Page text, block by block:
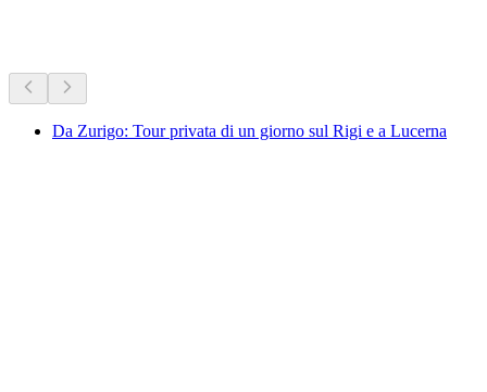
Da Zurigo: Tour privata di un giorno sul Rigi e a Lucerna